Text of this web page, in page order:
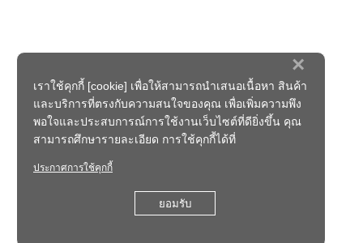
×
เราใช้คุกกี้ [cookie] เพื่อให้สามารถนำเสนอเนื้อหา สินค้า
และบริการที่ตรงกับความสนใจของคุณ เพื่อเพิ่มความพึง
พอใจและประสบการณ์การใช้งานเว็บไซต์ที่ดียิ่งขึ้น คุณ
สามารถศึกษารายละเอียด การใช้คุกกี้ได้ที่
ประกาศการใช้คุกกี้
ยอมรับ